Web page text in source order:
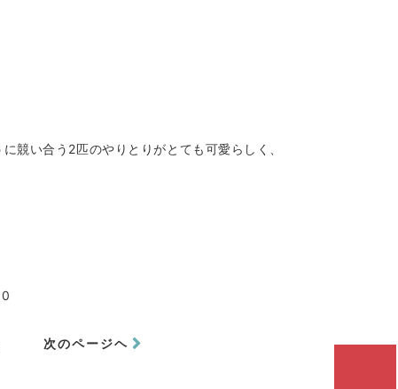
競い合う2匹のやりとりがとても可愛らしく、
次のページヘ